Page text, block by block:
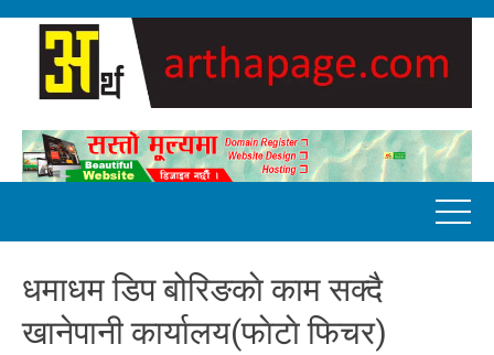
धमाधम डिप बोरिङकाे काम सक्दै
खानेपानी कार्यालय(फाेटाे फिचर)